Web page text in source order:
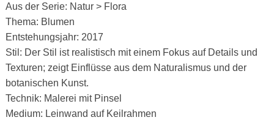
Aus der Serie: Natur > Flora
Thema: Blumen
Entstehungsjahr: 2017
Stil: Der Stil ist realistisch mit einem Fokus auf Details und
Texturen; zeigt Einflüsse aus dem Naturalismus und der
botanischen Kunst.
Technik: Malerei mit Pinsel
Medium: Leinwand auf Keilrahmen